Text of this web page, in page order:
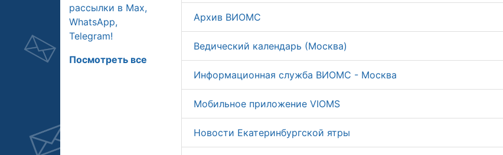
рассылки в Max,
WhatsApp,
Telegram!
Посмотреть все
Архив ВИОМС
Ведический календарь (Москва)
Информационная служба ВИОМС - Москва
Мобильное приложение VIOMS
Новости Екатеринбургской ятры